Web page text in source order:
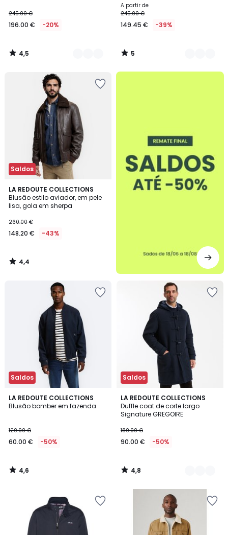
245.00 €
196.00 € -20%
4,5
/
A partir de
245.00 €
149.45 € -39%
5
/
Saldos
LA REDOUTE COLLECTIONS
Blusão estilo aviador, em pele
lisa, gola em sherpa
260.00 €
148.20 € -43%
4,4
/ 5
4,4
/
até
Saldos
LA REDOUTE COLLECTIONS
Blusão bomber em fazenda
120.00 €
60.00 € -50%
4,6
/ 5
4,6
/
Saldos
LA REDOUTE COLLECTIONS
Duffle coat de corte largo
Signature GREGOIRE
180.00 €
90.00 € -50%
4,8
/ 5
2
Cores
4,8
/